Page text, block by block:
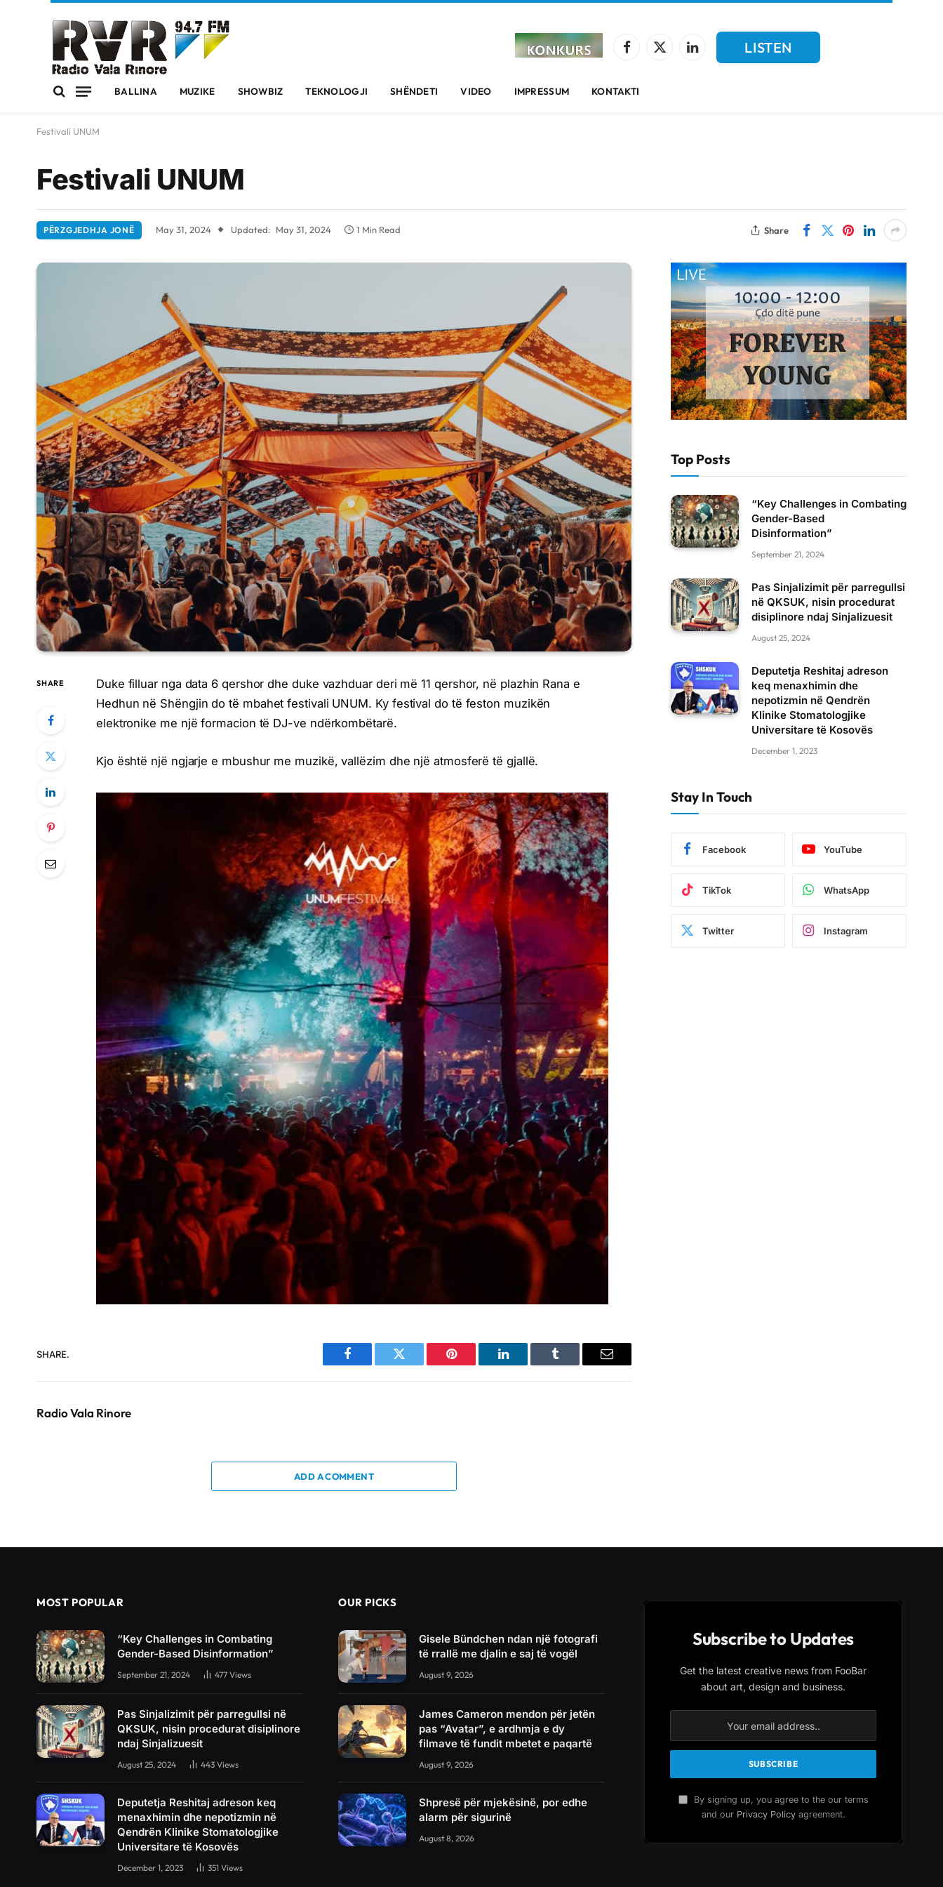
Facebook
X
LinkedIn
LISTEN
BALLINA MUZIKE SHOWBIZ TEKNOLOGJI SHËNDETI VIDEO IMPRESSUM KONTAKTI
Festivali UNUM
Festivali UNUM
PËRZGJEDHJA JONË May 31, 2024 Updated: May 31, 2024 1 Min Read Share
SHARE
Duke filluar nga data 6 qershor dhe duke vazhduar deri më 11 qershor, në plazhin Rana e
Hedhun në Shëngjin do të mbahet festivali UNUM. Ky festival do të feston muzikën
elektronike me një formacion të DJ-ve ndërkombëtarë.
Kjo është një ngjarje e mbushur me muzikë, vallëzim dhe një atmosferë të gjallë.
SHARE.
Facebook Twitter Pinterest LinkedIn Tumblr Email
Radio Vala Rinore
ADD A COMMENT
Top Posts
“Key Challenges in Combating
Gender-Based
Disinformation”
September 21, 2024
Pas Sinjalizimit për parregullsi
në QKSUK, nisin procedurat
disiplinore ndaj Sinjalizuesit
August 25, 2024
Deputetja Reshitaj adreson
keq menaxhimin dhe
nepotizmin në Qendrën
Klinike Stomatologjike
Universitare të Kosovës
December 1, 2023
Stay In Touch
Facebook YouTube
TikTok WhatsApp
Twitter Instagram
MOST POPULAR
“Key Challenges in Combating
Gender-Based Disinformation”
September 21, 2024 477 Views
Pas Sinjalizimit për parregullsi në
QKSUK, nisin procedurat disiplinore
ndaj Sinjalizuesit
August 25, 2024 443 Views
Deputetja Reshitaj adreson keq
menaxhimin dhe nepotizmin në
Qendrën Klinike Stomatologjike
Universitare të Kosovës
December 1, 2023 351 Views
OUR PICKS
Gisele Bündchen ndan një fotografi
të rrallë me djalin e saj të vogël
August 9, 2026
James Cameron mendon për jetën
pas “Avatar”, e ardhmja e dy
filmave të fundit mbetet e paqartë
August 9, 2026
Shpresë për mjekësinë, por edhe
alarm për sigurinë
August 8, 2026
Subscribe to Updates
Get the latest creative news from FooBar
about art, design and business.
By signing up, you agree to the our terms
and our Privacy Policyagreement.